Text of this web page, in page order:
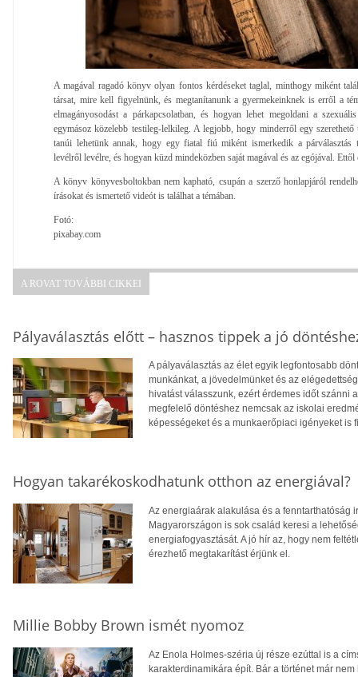
A magával ragadó könyv olyan fontos kérdéseket taglal, minthogy miként
társat, mire kell figyelnünk, és megtanítanunk a gyermekeinknek is erről a
elmagányosodást a párkapcsolatban, és hogyan lehet megoldani a
egymásoz közelebb testileg-lelkileg. A legjobb, hogy minderről egy szerethető
tanúi lehetünk annak, hogy egy fiatal fiú miként ismerkedik a párválasztás
levélről levélre, és hogyan küzd mindeközben saját magával és az egójával. Ettől
A könyv könyvesboltokban nem kapható, csupán a szerző honlapjáról
írásokat és ismertető videót is találhat a témában.
Fotó:
pixabay.com
A ROVAT TOVÁBBI CIKKEI
Pályaválasztás előtt – hasznos tippek a jó
A pályaválasztás az élet egyik legfontosabb
munkánkat, a jövedelmünket és az
hivatást válasszunk, ezért érdemes időt szánni
megfelelő döntéshez nemcsak az iskolai
képességeket és a munkaerőpiaci igényeket is
Hogyan takarékoskodhatunk otthon az energiával?
Az energiaárak alakulása és a fenntarthatóság
Magyarországon is sok család keresi a
energiafogyasztását. A jó hír az, hogy nem
érezhető megtakarítást érjünk el.
Millie Bobby Brown ismét nyomoz
Az Enola Holmes-széria új része ezúttal is a
karakterdinamikára épít. Bár a történet már